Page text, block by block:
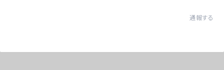
通報する